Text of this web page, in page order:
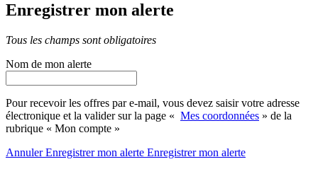
Enregistrer mon alerte
Tous les champs sont obligatoires
Nom de mon alerte
Pour recevoir les offres par e-mail, vous devez saisir votre adresse
électronique et la valider sur la page « Mes coordonnées » de la
rubrique « Mon compte »
AnnulerEnregistrer mon alerte Enregistrermon alerte